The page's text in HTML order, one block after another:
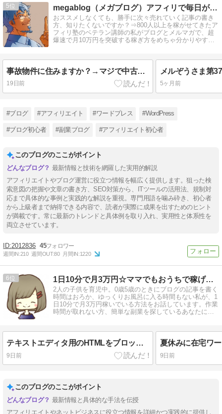
5 megablog（メガブログ）アフィリで毎日が給料日に！
おススメしなくても、勝手に次々売れていく記事の書き
方、知りたくないですか？⇒800人以上を稼がせてきたア
フィリ塾のベテラン講師の私がブログとメルマガで、超
爆速で月10万円を突破する稼ぎ方をめちゃ分かりやすく
事故物件に住みますか？→マジで中古ドメインとか、やめなよ！
19日前 5ヶ月前
#ブログ #アフィリエイト #ワードプレス #WordPress
#ブログ初心者 #副業ブログ #アフィリエイト初心者
このブログのここがポイント
最新情報と技術を網羅した実用的解説
アフィリエイトやブログ運営に役立つ情報を幅広く提供します。狙った検
索意図の把握や文章の書き方、SEO対策から、ITツールの活用法、規制対
応まで具体的な事例と実践的な解説を重視。専門用語を噛み砕き、初心者
から上級者まで納得できる内容で、読者が実際に成果を出すためのヒント
が満載です。常に最新のトレンドと具体例を取り入れ、実用性と体系性を
両立させています。
2012836 45
週間IN:210 週間OUT:80 月間IN:1220
6 1日10分で月3万円☆ママでもおうちで稼げる方法を解説
2人の子供を育児中。0歳5歳のときにブログの記事を書く
時間はおろか、ゆっくりお風呂に入る時間もない私が、1
日10分で月3万円稼いでいる方法をお話しています。作業
時間が取れない方、簡単な副業を探しているあなたにお
テキストエディタ用のHTMLをブロックエディタの方に貼り付けて変換する方法
9日前 9日前
このブログのここがポイント
最新情報と具体的な手法を伝授
アフィリエイトやネットビジネスに役立つ情報を詳細かつ実践的に提供し